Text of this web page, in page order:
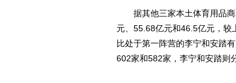
据其他三家本土体育用品商
元、55.68亿元和46.5亿元，较
比处于第一阵营的李宁和安踏
602家和582家，李宁和安踏则